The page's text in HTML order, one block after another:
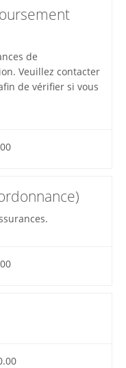
de
Veuillez contacter
de vérifier si vous